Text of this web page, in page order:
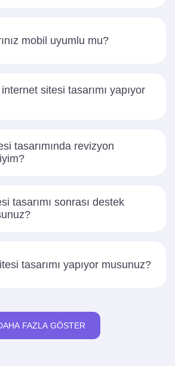
mobil uyumlu mu?
sitesi tasarımı yapıyor
tasarımında revizyon
tasarımı sonrası destek
tasarımı yapıyor musunuz?
FAZLA GÖSTER